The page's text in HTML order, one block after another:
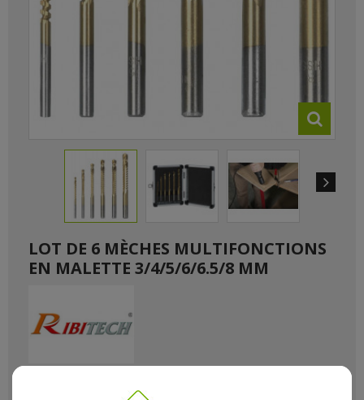
LOT DE 6 MÈCHES MULTIFONCTIONS
EN MALETTE 3/4/5/6/6.5/8 MM